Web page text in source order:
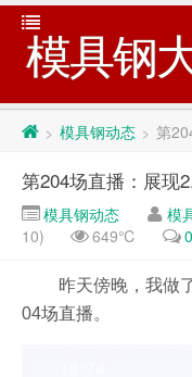
模具钢
> 模具钢动态 > 第
第204场直播：展现
模具钢动态 模
10)
649℃
昨天傍晚，我做
04场直播。